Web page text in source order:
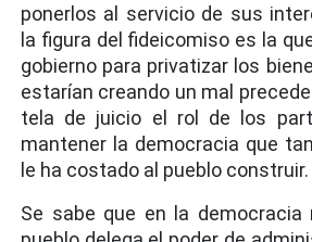
ponerlos al servicio de sus
la figura del fideicomiso es la
gobierno para privatizar los
estarían creando un mal
tela de juicio el rol de los
mantener la democracia que
le ha costado al pueblo construir.
Se sabe que en la democracia